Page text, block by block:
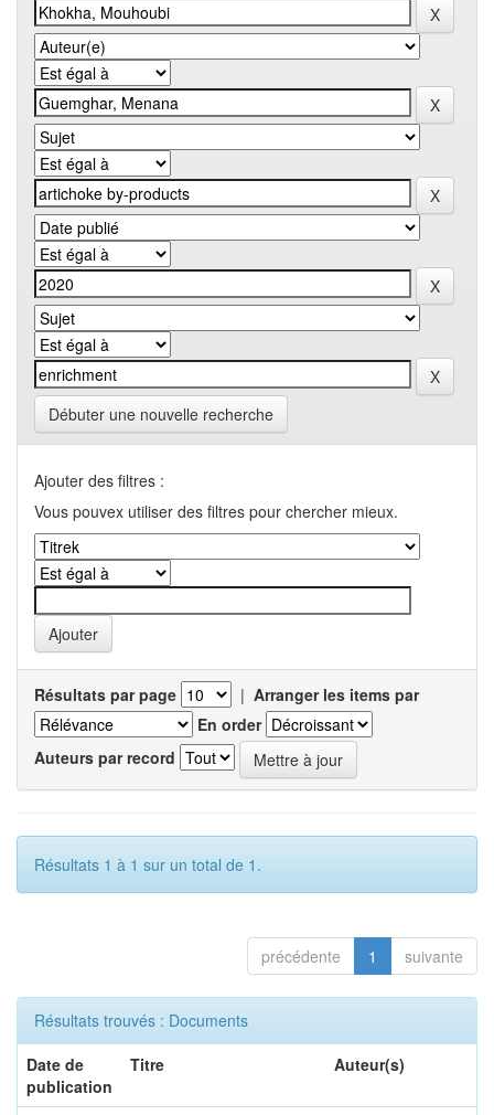
Débuter une nouvelle recherche
Ajouter des filtres :
Vous pouvex utiliser des filtres pour chercher mieux.
Résultats par page | Arranger les items par
En order
Auteurs par record
Résultats 1 à 1 sur un total de 1.
précédente 1 suivante
Résultats trouvés : Documents
Date de
publication
Titre Auteur(s)